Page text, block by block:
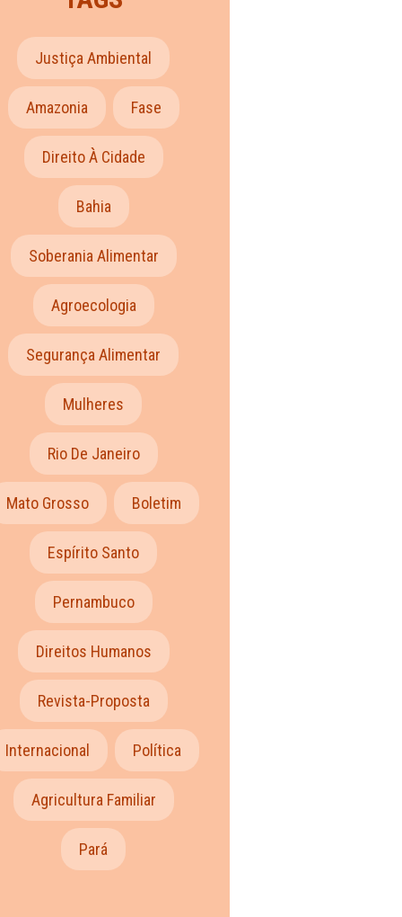
Justiça Ambiental
Amazonia Fase
Direito À Cidade
Bahia
Soberania Alimentar
Agroecologia
Segurança Alimentar
Mulheres
Rio De Janeiro
Mato Grosso Boletim
Espírito Santo
Pernambuco
Direitos Humanos
Revista-Proposta
Internacional Política
Agricultura Familiar
Pará